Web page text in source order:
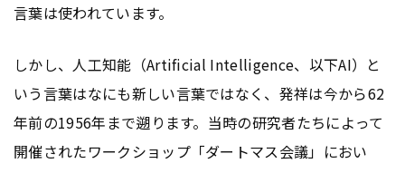
言葉は使われています。
しかし、人工知能（Artificial Intelligence、以下AI）と
いう言葉はなにも新しい言葉ではなく、発祥は今から62
年前の1956年まで遡ります。当時の研究者たちによって
開催されたワークショップ「ダートマス会議」におい